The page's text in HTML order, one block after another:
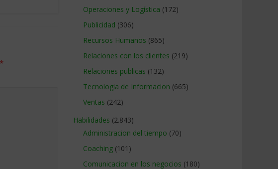
*
Operaciones y Logística (172)
Publicidad (306)
Recursos Humanos (865)
Relaciones con los clientes (219)
Relaciones publicas (132)
Tecnologia de Informacion (665)
Ventas (242)
Habilidades (2.843)
Administracion del tiempo (70)
Coaching (101)
Comunicacion en los negocios (180)